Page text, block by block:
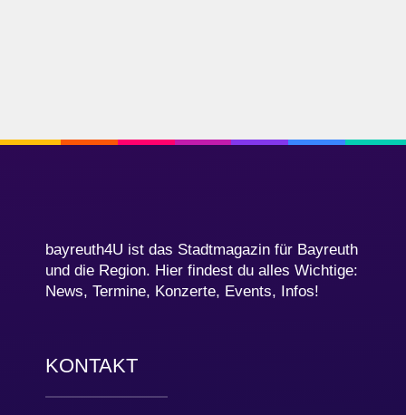
bayreuth4U ist das Stadtmagazin für Bayreuth
und die Region. Hier findest du alles Wichtige:
News, Termine, Konzerte, Events, Infos!
KONTAKT